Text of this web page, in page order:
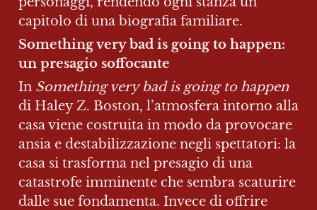
capitolo di una biografia familiare.
Something very bad is going to happen:
un presagio soffocante
In Something very bad is going to happen
di Haley Z. Boston, l’atmosfera intorno alla
casa viene costruita in modo da provocare
ansia e destabilizzazione negli spettatori: la
casa si trasforma nel presagio di una
catastrofe imminente che sembra scaturire
dalle sue fondamenta. Invece di offrire